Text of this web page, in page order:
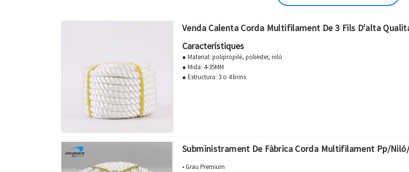
Venda Calenta Corda Multifilament De 3 Fils D'alta
Característiques
● Material: polipropilè, polièster, niló
● Mida: 4-35MM
● Estructura: 3 o 4 brins
Subministrament De Fàbrica Corda Multifilament Pp/
• Grau Premium